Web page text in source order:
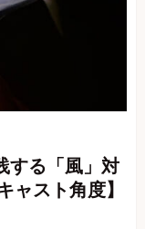
する「風」対
ャスト角度】